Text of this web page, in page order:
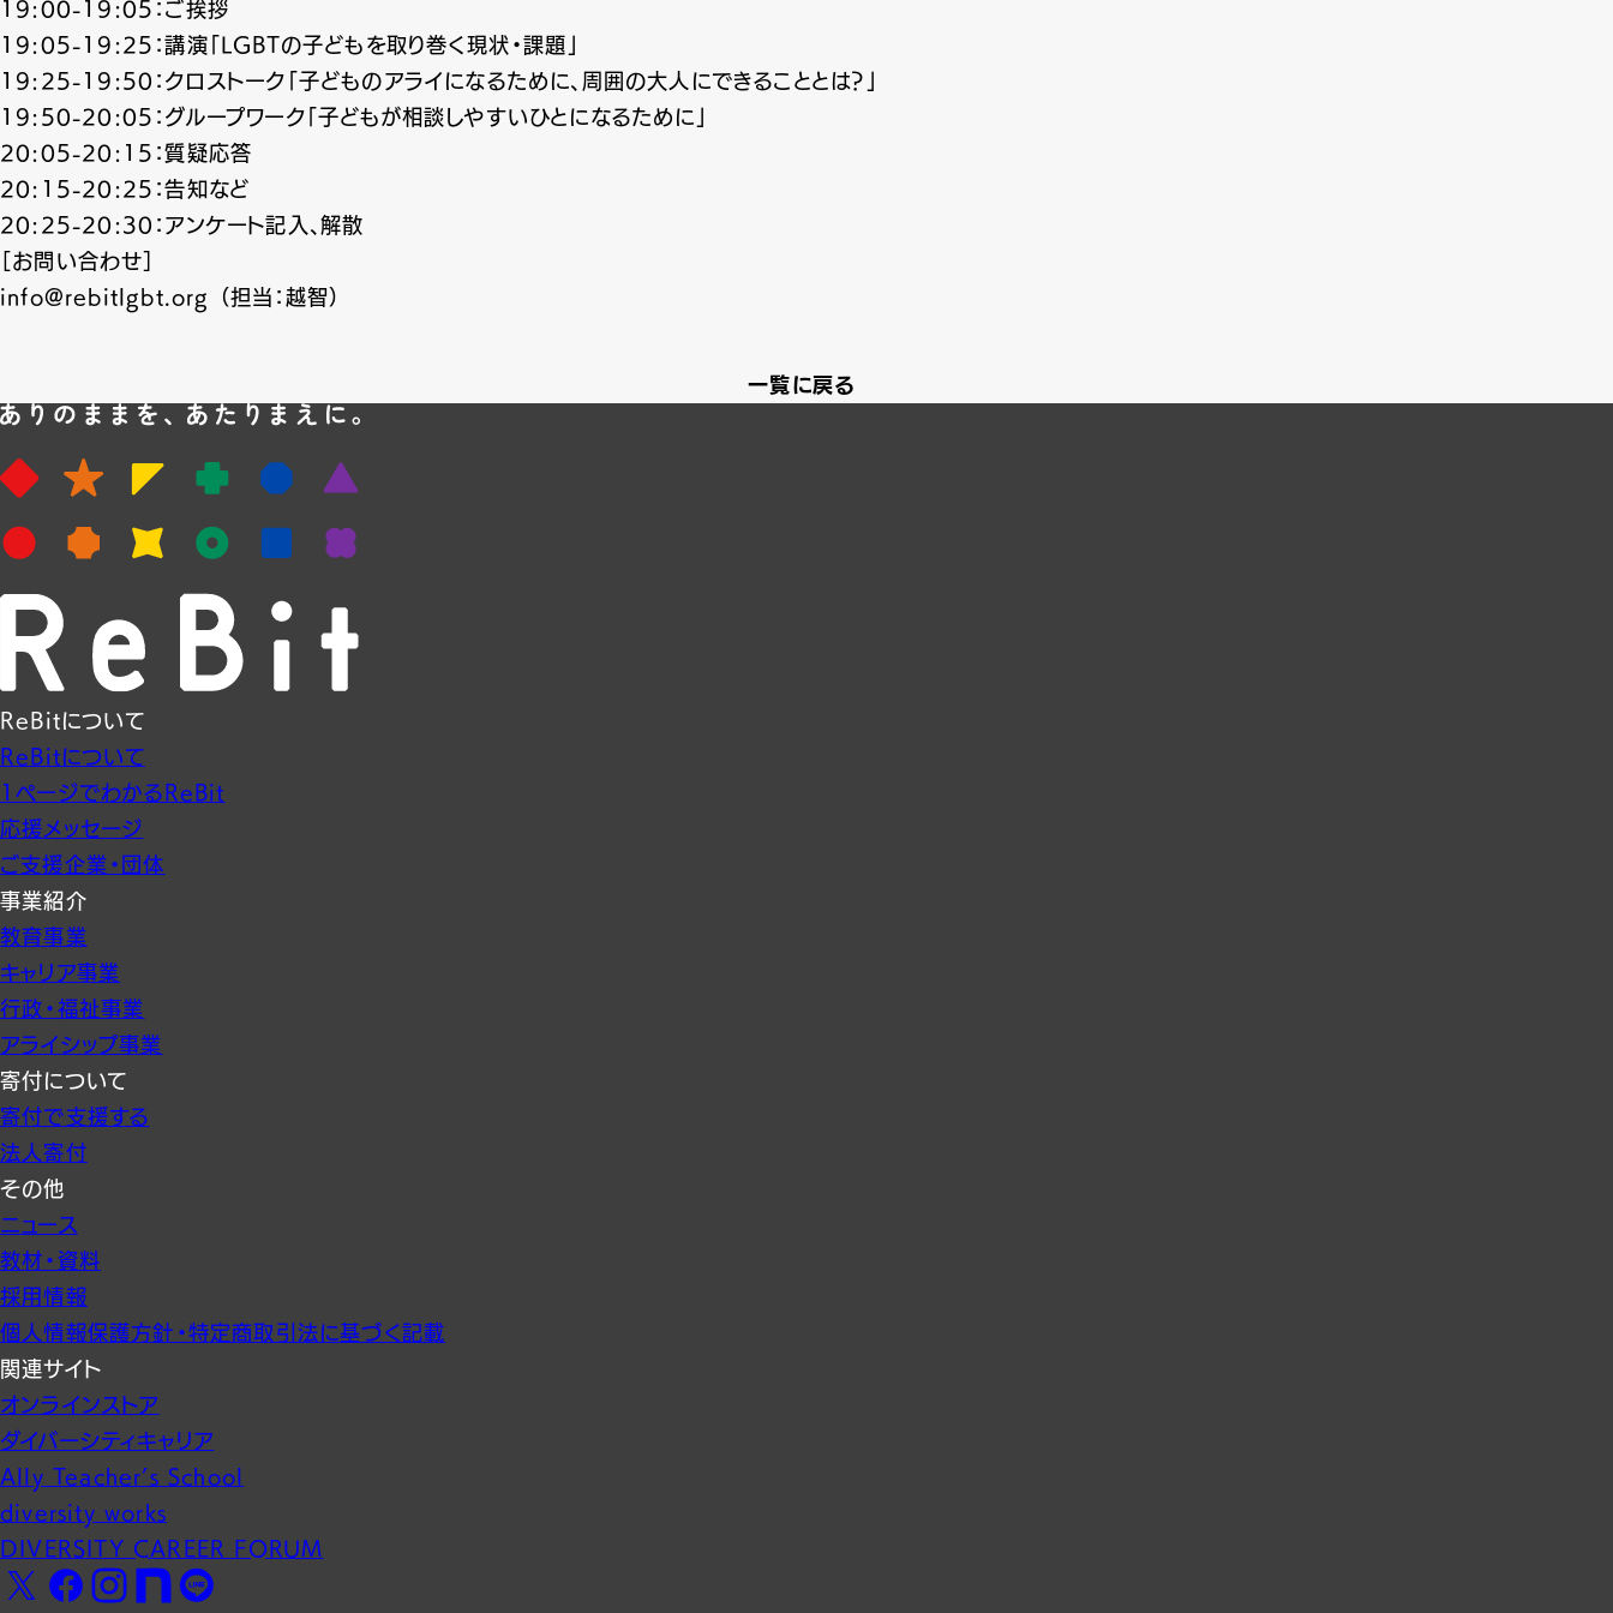
19:00-19:05：ご挨拶
19:05-19:25：講演「LGBTの子どもを取り巻く現状・課題」
19:25-19:50：クロストーク「子どものアライになるために、周囲の大人にできることとは？」
19:50-20:05：グループワーク「子どもが相談しやすいひとになるために」
20:05-20:15：質疑応答
20:15-20:25：告知など
20:25-20:30：アンケート記入、解散
［お問い合わせ］
info@rebitlgbt.org （担当：越智）
一覧に戻る
ReBitについて
ReBitについて
1ページでわかるReBit
応援メッセージ
ご支援企業・団体
事業紹介
教育事業
キャリア事業
行政・福祉事業
アライシップ事業
寄付について
寄付で支援する
法人寄付
その他
ニュース
教材・資料
採用情報
個人情報保護方針・特定商取引法に基づく記載
関連サイト
オンラインストア
ダイバーシティキャリア
Ally Teacher’s School
diversity works
DIVERSITY CAREER FORUM
X
Facebook
Instagram
noteLINE